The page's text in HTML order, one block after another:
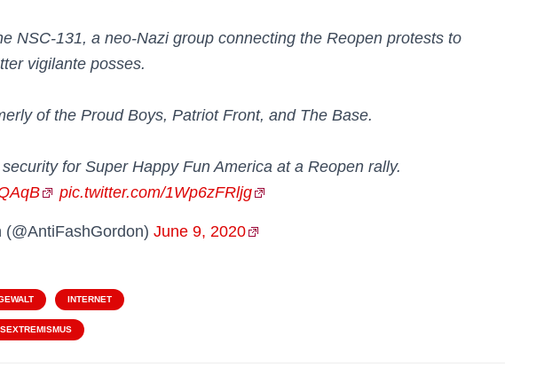
NSC-131, a neo-Nazi group connecting the Reopen protests to
vigilante posses.
of the Proud Boys, Patriot Front, and The Base.
for Super Happy Fun America at a Reopen rally.
pic.twitter.com/1Wp6zFRljg
June 9, 2020
INTERNET